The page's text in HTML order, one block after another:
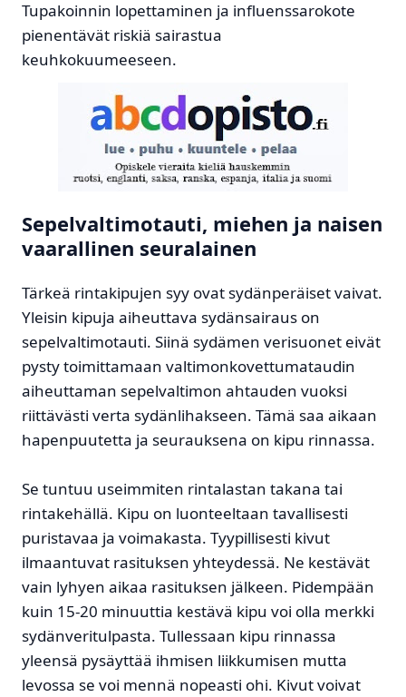
Tupakoinnin lopettaminen ja influenssarokote
pienentävät riskiä sairastua
keuhkokuumeeseen.
Sepelvaltimotauti, miehen ja naisen
vaarallinen seuralainen
Tärkeä rintakipujen syy ovat sydänperäiset vaivat.
Yleisin kipuja aiheuttava sydänsairaus on
sepelvaltimotauti. Siinä sydämen verisuonet eivät
pysty toimittamaan valtimonkovettumataudin
aiheuttaman sepelvaltimon ahtauden vuoksi
riittävästi verta sydänlihakseen. Tämä saa aikaan
hapenpuutetta ja seurauksena on kipu rinnassa.
Se tuntuu useimmiten rintalastan takana tai
rintakehällä. Kipu on luonteeltaan tavallisesti
puristavaa ja voimakasta. Tyypillisesti kivut
ilmaantuvat rasituksen yhteydessä. Ne kestävät
vain lyhyen aikaa rasituksen jälkeen. Pidempään
kuin 15-20 minuuttia kestävä kipu voi olla merkki
sydänveritulpasta. Tullessaan kipu rinnassa
yleensä pysäyttää ihmisen liikkumisen mutta
levossa se voi mennä nopeasti ohi. Kivut voivat